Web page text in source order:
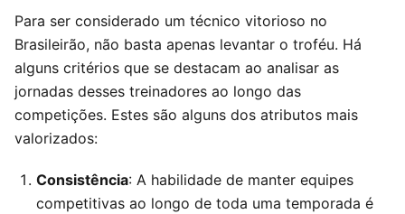
Para ser considerado um técnico vitorioso no
Brasileirão, não basta apenas levantar o troféu. Há
alguns critérios que se destacam ao analisar as
jornadas desses treinadores ao longo das
competições. Estes são alguns dos atributos mais
valorizados:
Consistência: A habilidade de manter equipes
competitivas ao longo de toda uma temporada é